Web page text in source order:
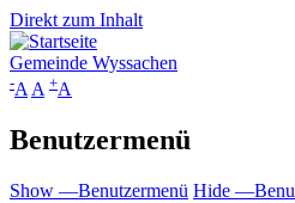
Direkt zum Inhalt
Gemeinde Wyssachen
-A A +A
Benutzermenü
Show —Benutzermenü Hide